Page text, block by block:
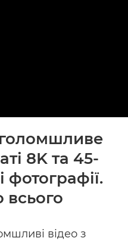
8K та 45-
фотографії.
всього
відео з